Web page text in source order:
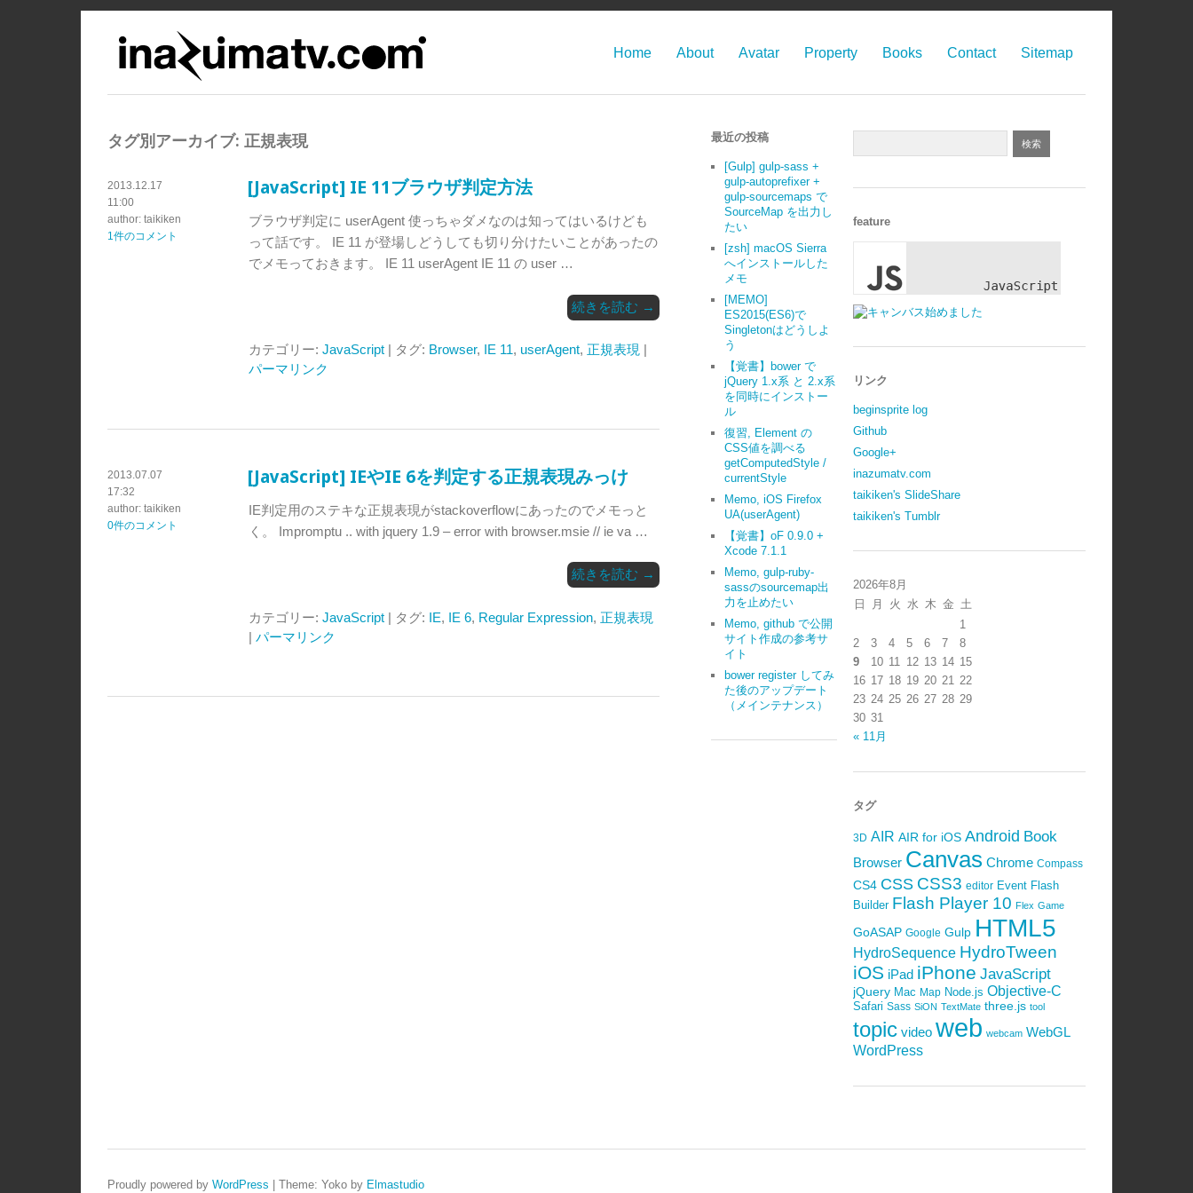
Home About Avatar Property Books Contact Sitemap
タグ別アーカイブ: 正規表現
2013.12.17
11:00
author: taikiken
1件のコメント
[JavaScript] IE 11ブラウザ判定方法
ブラウザ判定に userAgent 使っちゃダメなのは知ってはいるけども
って話です。 IE 11 が登場しどうしても切り分けたいことがあったの
でメモっておきます。 IE 11 userAgent IE 11 の user …
続きを読む →
カテゴリー: JavaScript| タグ: Browser, IE 11, userAgent, 正規表現 |
パーマリンク
2013.07.07
17:32
author: taikiken
0件のコメント
[JavaScript] IEやIE 6を判定する正規表現みっけ
IE判定用のステキな正規表現がstackoverflowにあったのでメモっと
く。 Impromptu .. with jquery 1.9 – error with browser.msie // ie va …
続きを読む →
カテゴリー: JavaScript| タグ: IE, IE 6, Regular Expression, 正規表現
| パーマリンク
最近の投稿
[Gulp] gulp-sass +
gulp-autoprefixer +
gulp-sourcemaps で
SourceMap を出力し
たい
[zsh] macOS Sierra
へインストールした
メモ
[MEMO]
ES2015(ES6)で
Singletonはどうしよ
う
【覚書】bower で
jQuery 1.x系 と 2.x系
を同時にインストー
ル
復習, Element の
CSS値を調べる
getComputedStyle /
currentStyle
Memo, iOS Firefox
UA(userAgent)
【覚書】oF 0.9.0 +
Xcode 7.1.1
Memo, gulp-ruby-
sassのsourcemap出
力を止めたい
Memo, github で公開
サイト作成の参考サ
イト
bower register してみ
た後のアップデート
（メインテナンス）
feature
リンク
beginsprite log
Github
Google+
inazumatv.com
taikiken's SlideShare
taikiken's Tumblr
2026年8月
日
月 火 水 木 金 土
1
2
3 4 5 6 7
8
9
10 11 12 13 14 15
16 17 18 19 20 21 22
23 24 25 26 27 28 29
30 31
« 11月
タグ
3D AIR AIR for iOS Android Book
Browser Canvas Chrome Compass
CS4 CSS CSS3 editor Event Flash
Builder Flash Player 10 Flex Game
GoASAP Google Gulp HTML5
HydroSequence HydroTween
iOS iPad iPhone JavaScript
jQuery Mac Map Node.js Objective-C
Safari Sass SiON TextMate three.js tool
topic video web webcam WebGL
WordPress
Proudly powered by WordPress Theme: Yoko by Elmastudio